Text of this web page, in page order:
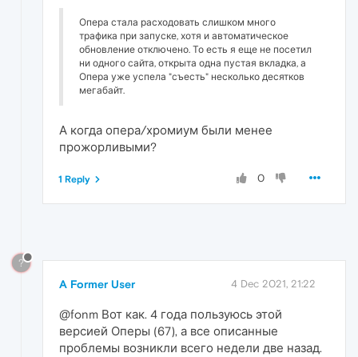
Опера стала расходовать слишком много
трафика при запуске, хотя и автоматическое
обновление отключено. То есть я еще не посетил
ни одного сайта, открыта одна пустая вкладка, а
Опера уже успела "съесть" несколько десятков
мегабайт.
А когда опера/хромиум были менее
прожорливыми?
0
1 Reply
?
A Former User 4 Dec 2021, 21:22
@fonm Вот как. 4 года пользуюсь этой
версией Оперы (67), а все описанные
проблемы возникли всего недели две назад.